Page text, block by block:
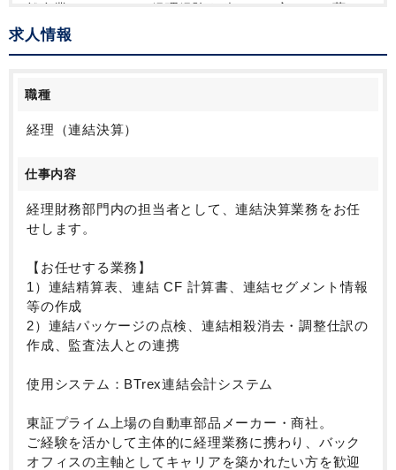
舗企業で、しっかり経理経験を積みたい方にはお薦め
の環境です。経理部は中途採用入社の方が多いので、
ご安心ください。
いた老舗上場メーカーで、長期的にスキルアップして
いきたいとお考えの方に、ぜひご応募いただきたい企
業です！
求人情報
職種
経理（連結決算）
仕事内容
経理財務部門内の担当者として、連結決算業務をお任
せします。
【お任せする業務】
1）連結精算表、連結 CF 計算書、連結セグメント情報
等の作成
2）連結パッケージの点検、連結相殺消去・調整仕訳の
作成、監査法人との連携
使用システム：BTrex連結会計システム
東証プライム上場の自動車部品メーカー・商社。
ご経験を活かして主体的に経理業務に携わり、バック
オフィスの主軸としてキャリアを築かれたい方を歓迎